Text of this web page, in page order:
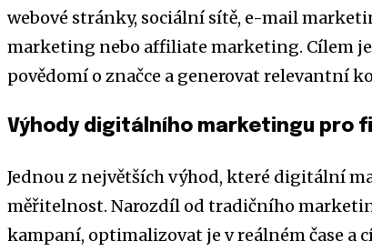
webové stránky, sociální sítě, e-mail
marketing nebo affiliate marketing. Cílem
povědomí o značce a generovat relevantní
Výhody digitálního marketingu pro
Jednou z největších výhod, které digitální
měřitelnost. Narozdíl od tradičního
kampaní, optimalizovat je v reálném čase a